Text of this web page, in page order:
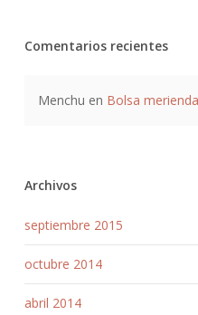
Comentarios recientes
Menchu en Bolsa
Archivos
septiembre 2015
octubre 2014
abril 2014